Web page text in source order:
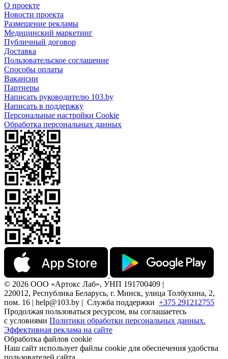
О проекте
Новости проекта
Размещение рекламы
Медицинский маркетинг
Публичный договор
Доставка
Пользовательское соглашение
Способы оплаты
Вакансии
Партнеры
Написать руководителю 103.by
Написать в поддержку
Персональные настройки Cookie
Обработка персональных данных
© 2026 ООО «Артокс Лаб», УНП 191700409 |
220012, Республика Беларусь, г. Минск, улица Толбухина, 2,
пом. 16 | help@103.by | Служба поддержки +375 291212755
Продолжая пользоваться ресурсом, вы соглашаетесь
с условиями Политики обработки персональных данных.
Эффективная реклама на сайте
Обработка файлов cookie
Наш сайт использует файлы cookie для обеспечения удобства
пользователей сайта,